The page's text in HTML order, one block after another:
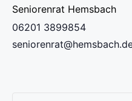
Seniorenrat Hemsbach
06201 3899854